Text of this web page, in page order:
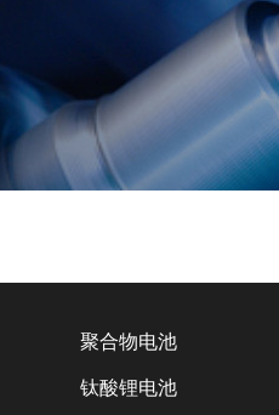
聚合物电池
钛酸锂电池